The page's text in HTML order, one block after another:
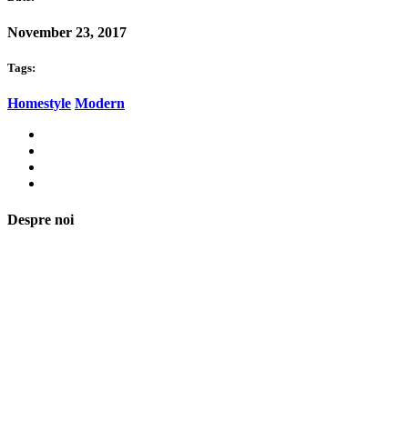
November 23, 2017
Tags:
Homestyle Modern
Despre noi